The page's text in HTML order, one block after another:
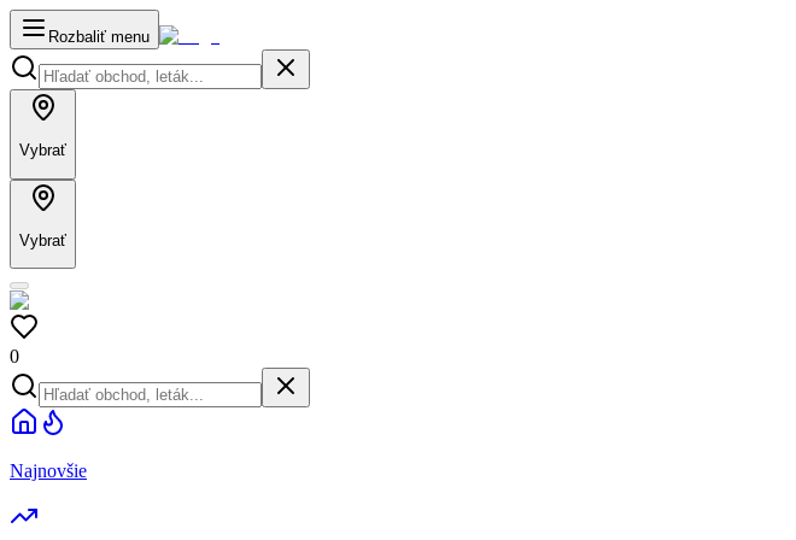
Rozbaliť menu
Vybrať
Vybrať
0
Najnovšie